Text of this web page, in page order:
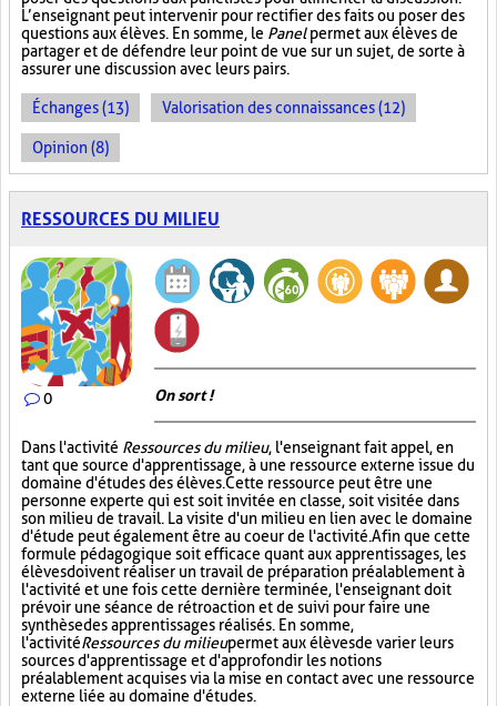
L’enseignant peut intervenir pour rectifier des faits ou poser des
questions aux élèves. En somme, le Panelpermet aux élèves de
partager et de défendre leur point de vue sur un sujet, de sorte à
assurer une discussion avec leurs pairs.
Échanges (13) Valorisation des connaissances (12)
Opinion (8)
RESSOURCES DU MILIEU
0 On sort !
Dans l'activité Ressources du milieu, l'enseignant fait appel, en
tant que source d'apprentissage, à une ressource externe issue du
domaine d'études des élèves. Cette ressource peut être une
personne experte qui est soit invitée en classe, soit visitée dans
son milieu de travail. La visite d'un milieu en lien avec le domaine
d'étude peut également être au coeur de l'activité. Afin que cette
formule pédagogique soit efficace quant aux apprentissages, les
élèves doivent réaliser un travail de préparation préalablement à
l'activité et une fois cette dernière terminée, l'enseignant doit
prévoir une séance de rétroaction et de suivi pour faire une
synthèse des apprentissages réalisés. En somme,
l'activitéRessources du milieupermet aux élèves de varier leurs
sources d'apprentissage et d'approfondir les notions
préalablement acquises via la mise en contact avec une ressource
externe liée au domaine d'études.